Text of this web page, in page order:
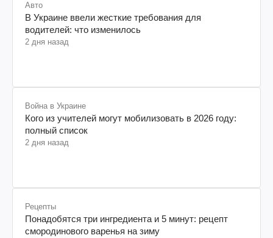
Авто
В Украине ввели жесткие требования для
водителей: что изменилось
Война в Украине
Кого из учителей могут мобилизовать в 2026 году:
полный список
Рецепты
Понадобятся три ингредиента и 5 минут: рецепт